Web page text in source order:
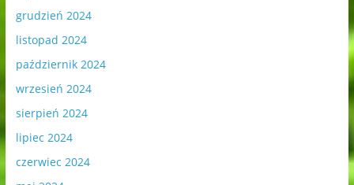
grudzień 2024
listopad 2024
październik 2024
wrzesień 2024
sierpień 2024
lipiec 2024
czerwiec 2024